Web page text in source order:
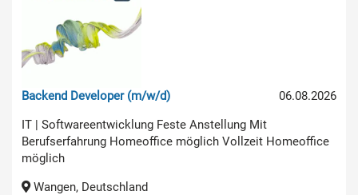
06.08.2026
Backend Developer (m/w/d)
IT | Softwareentwicklung Feste Anstellung Mit
Berufserfahrung Homeoffice möglich Vollzeit Homeoffice
möglich
Wangen, Deutschland